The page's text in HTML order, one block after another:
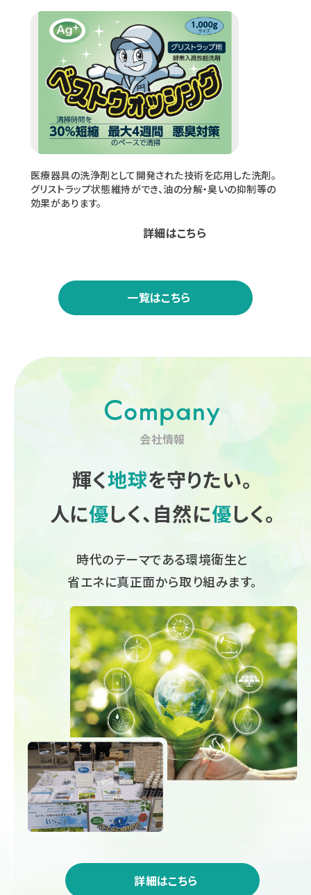
医療器具の洗浄剤として開発された技術を応用した洗剤。
グリストラップ状態維持ができ、油の分解・臭いの抑制等の
効果があります。
詳細はこちら
一覧はこちら
Company
会社情報
輝く地球を守りたい。
人に優しく、 自然に優しく。
時代のテーマである環境衛生と
省エネに真正面から取り組みます。
詳細はこちら